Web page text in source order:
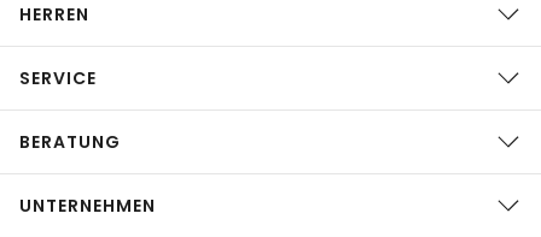
HERREN
SERVICE
BERATUNG
UNTERNEHMEN